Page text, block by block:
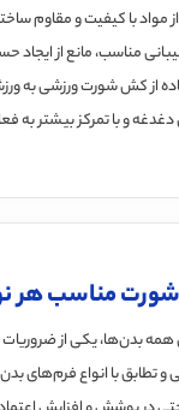
مواد با کیفیت و مقاوم
مناسب، مانع از ایجاد
از کش شورت ورزشی به
و با تمرکز بیشتر به
مناسب هر
بدن‌ها، یکی از
و تطابق با انواع فرم‌های